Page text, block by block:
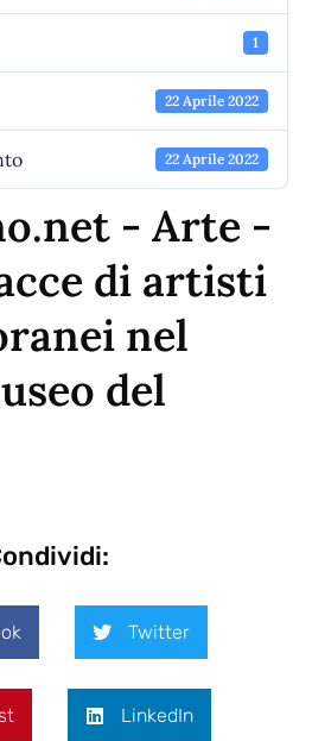
1
22 Aprile 2022
22 Aprile 2022
- Arte -
di artisti
nel
del
Twitter
LinkedIn